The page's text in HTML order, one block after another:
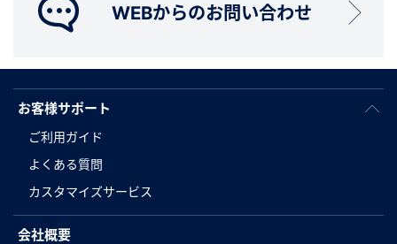
WEBからのお問い合わせ
お客様サポート
ご利用ガイド
よくある質問
カスタマイズサービス
会社概要